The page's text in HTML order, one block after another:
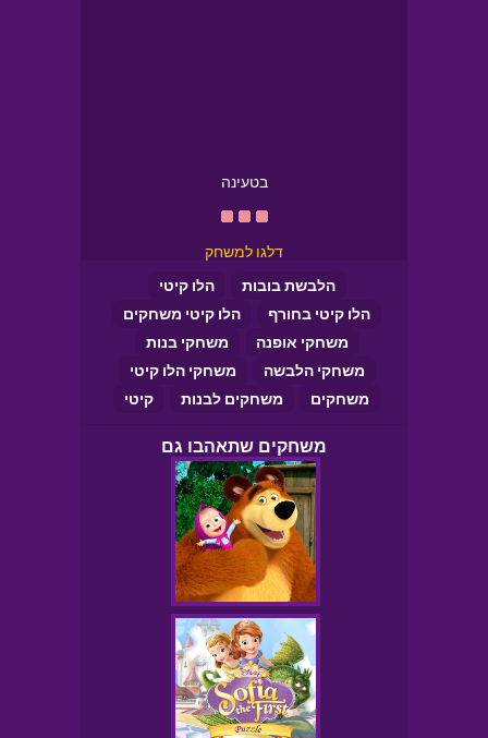
בטעינה
דלגו למשחק
הלבשת בובות
הלו קיטי
הלו קיטי בחורף
הלו קיטי משחקים
משחקי אופנה
משחקי בנות
משחקי הלבשה
משחקי הלו קיטי
משחקים
משחקים לבנות קיטי
משחקים שתאהבו גם